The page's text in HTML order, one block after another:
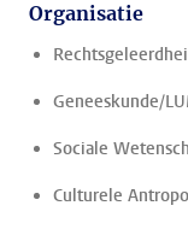
Organisatie
Geneeskunde/
Sociale
Culturele